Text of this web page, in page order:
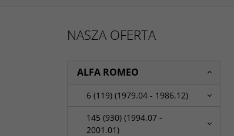
NASZA OFERTA
ALFA ROMEO
6 (119) (1979.04 - 1986.12)
145 (930) (1994.07 -
2001.01)